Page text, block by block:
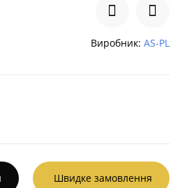
Виробник: AS-PL
Швидке замовлення